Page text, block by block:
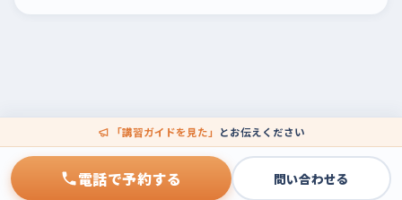
「講習ガイドを見た」 とお伝えください
電話で予約する 問い合わせる